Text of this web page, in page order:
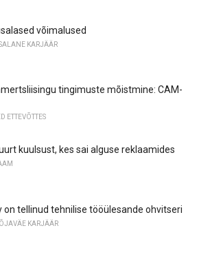
võimalused
KARJÄÄR
tingimuste mõistmine: CAM-
ETTEVÕTTES
kuulsust, kes sai alguse reklaamides
on tellinud tehnilise tööülesande ohvitseri
KARJÄÄR